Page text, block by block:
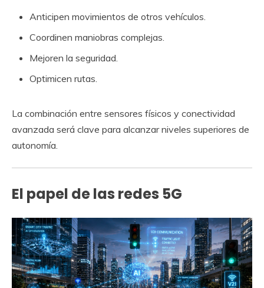
Anticipen movimientos de otros vehículos.
Coordinen maniobras complejas.
Mejoren la seguridad.
Optimicen rutas.
La combinación entre sensores físicos y conectividad
avanzada será clave para alcanzar niveles superiores de
autonomía.
El papel de las redes 5G